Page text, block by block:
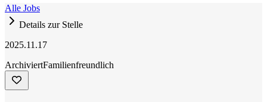
Alle Jobs
Details zur Stelle
2025.11.17
ArchiviertFamilienfreundlich